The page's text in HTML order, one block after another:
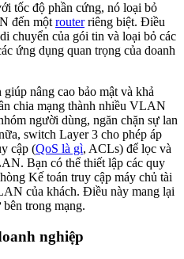
tốc độ phần cứng, nó loại bỏ
đến một routerriêng biệt. Điều
chuyển của gói tin và loại bỏ các
ứng dụng quan trọng của doanh
nâng cao bảo mật và khả
chia mạng thành nhiều VLAN
người dùng, ngăn chặn sự lan
switch Layer 3 cho phép áp
cập (QoS là gì, ACLs) để lọc và
Bạn có thể thiết lập các quy
Kế toán truy cập máy chủ tài
của khách. Điều này mang lại
trong mạng.
nghiệp